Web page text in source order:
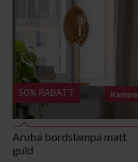
50% RABATT
Aruba bordslampa matt
guld